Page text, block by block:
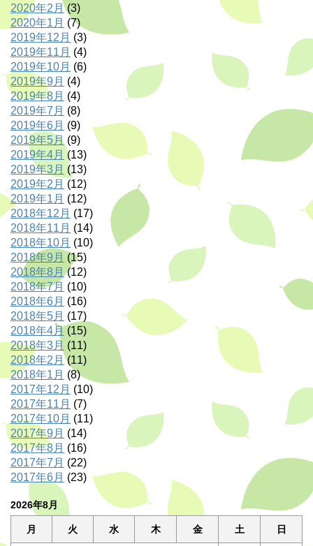
2020年2月(3)
2020年1月 (7)
2019年12月 (3)
2019年11月 (4)
2019年10月 (6)
2019年9月 (4)
2019年8月 (4)
2019年7月 (8)
2019年6月 (9)
2019年5月 (9)
2019年4月 (13)
2019年3月 (13)
2019年2月 (12)
2019年1月 (12)
2018年12月 (17)
2018年11月 (14)
2018年10月 (10)
2018年9月 (15)
2018年8月 (12)
2018年7月 (10)
2018年6月 (16)
2018年5月 (17)
2018年4月 (15)
2018年3月 (11)
2018年2月 (11)
2018年1月 (8)
2017年12月 (10)
2017年11月 (7)
2017年10月 (11)
2017年9月 (14)
2017年8月 (16)
2017年7月 (22)
2017年6月 (23)
2026年8月
月 火 水 木 金 土 日